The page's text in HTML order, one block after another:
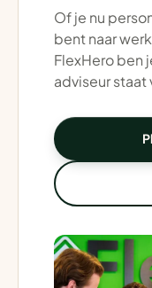
Of je nu
bent naar
FlexHero ben
adviseur staat